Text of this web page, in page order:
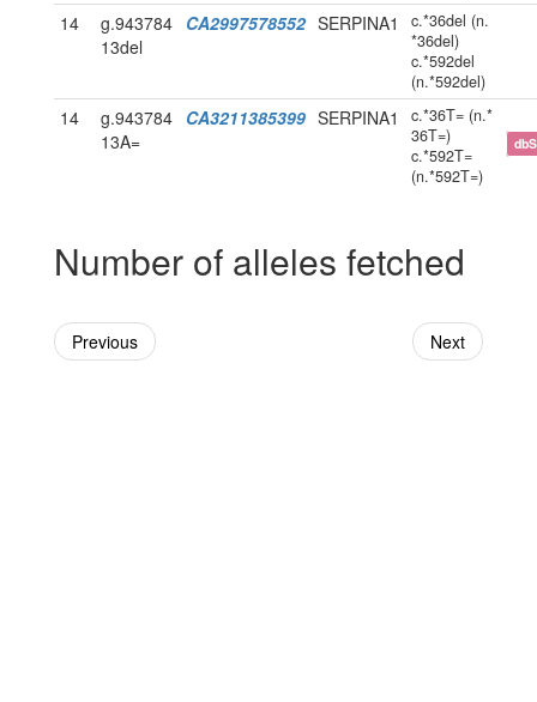
14
g.943784
13del
CA2997578552 SERPINA1
c.*36del (n.
*36del)
c.*592del
(n.*592del)
14
g.943784
13A=
CA3211385399 SERPINA1
c.*36T= (n.*
36T=)
c.*592T=
(n.*592T=)
Number of alleles fetched
Previous Next